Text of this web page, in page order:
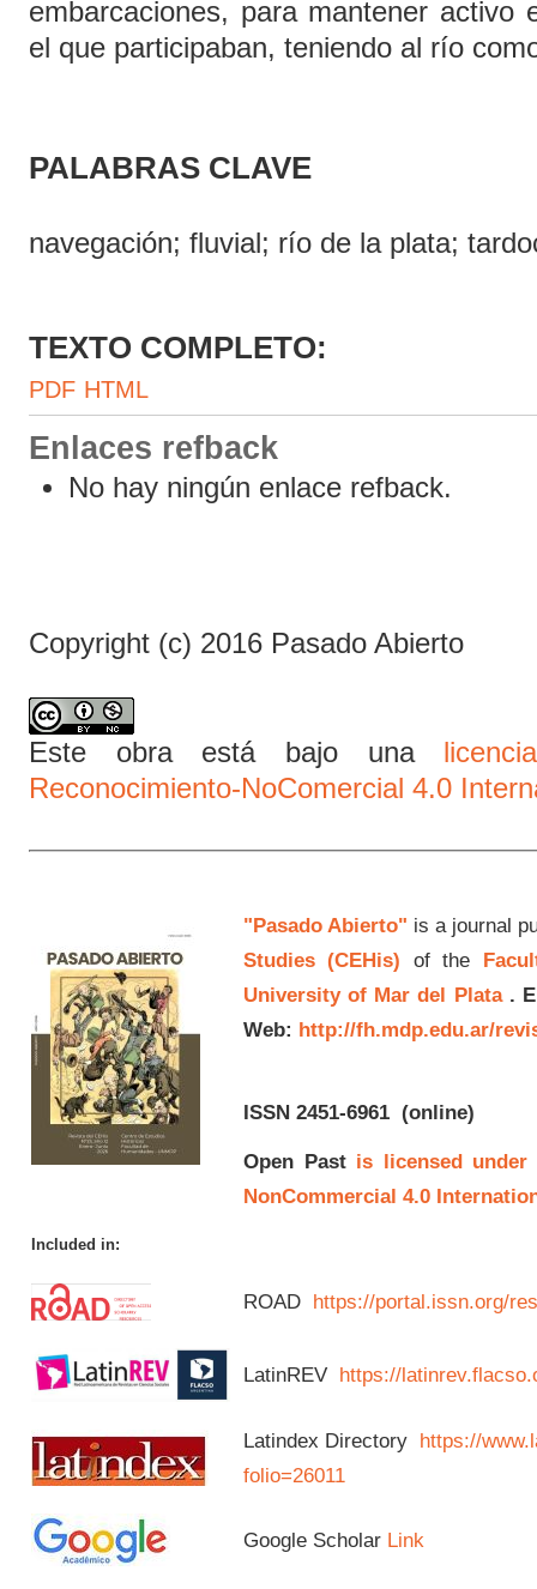
embarcaciones, para mantener activo
el que participaban, teniendo al río
PALABRAS CLAVE
navegación; fluvial; río de la plata;
TEXTO COMPLETO:
PDF HTML
Enlaces refback
No hay ningún enlace refback.
Copyright (c) 2016 Pasado Abierto
Este obra está bajo una
Reconocimiento-NoComercial 4.0
"Pasado Abierto" is a journal
Studies (CEHis) of the
University of Mar del Plata.
Web: http://fh.mdp.edu.ar/
ISSN 2451-6961(online)
Open Past is licensed under
NonCommercial 4.0
Included in:
ROAD https://portal.issn.org/
LatinREV https://
Latindex Directory https://
folio=26011
Google Scholar Link